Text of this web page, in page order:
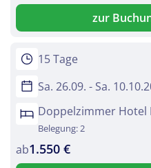
zur
15 Tage
Sa. 26.09. - Sa.
Doppelzimmer Hotel
Belegung: 2
ab1.550 €